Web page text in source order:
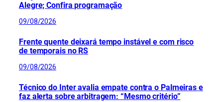
Alegre; Confira programação
09/08/2026
Frente quente deixará tempo instável e com risco
de temporais no RS
09/08/2026
Técnico do Inter avalia empate contra o Palmeiras e
faz alerta sobre arbitragem: “Mesmo critério”